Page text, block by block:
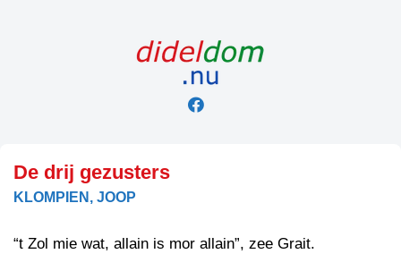
De drij gezusters
KLOMPIEN, JOOP
“t Zol mie wat, allain is mor allain”, zee Grait.